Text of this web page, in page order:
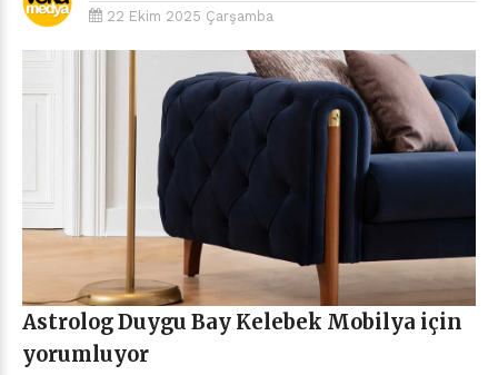
22 Ekim 2025 Çarşamba
Astrolog Duygu Bay Kelebek Mobilya için
yorumluyor